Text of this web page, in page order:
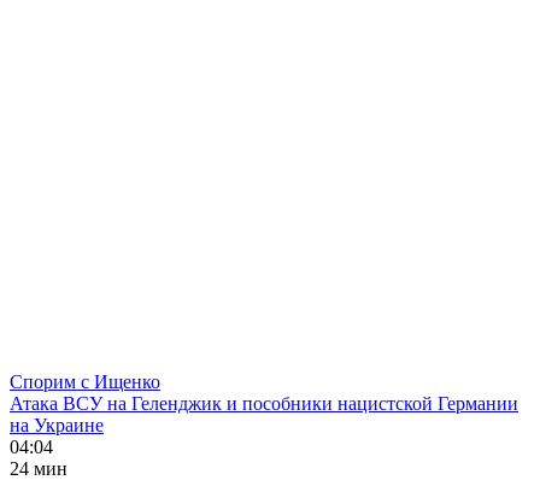
Спорим с Ищенко
Атака ВСУ на Геленджик и пособники нацистской Германии
на Украине
04:04
24 мин